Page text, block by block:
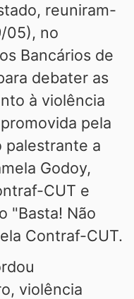
reuniram-
05), no
Bancários de
debater as
à violência
pela
palestrante a
Godoy,
CUT e
"Basta! Não
Contraf-CUT.
violência